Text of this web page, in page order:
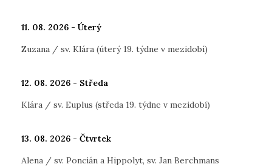
11. 08. 2026 - Úterý
Zuzana / sv. Klára (úterý 19. týdne v mezidobí)
12. 08. 2026 - Středa
Klára / sv. Euplus (středa 19. týdne v mezidobí)
13. 08. 2026 - Čtvrtek
Alena / sv. Poncián a Hippolyt, sv. Jan Berchmans